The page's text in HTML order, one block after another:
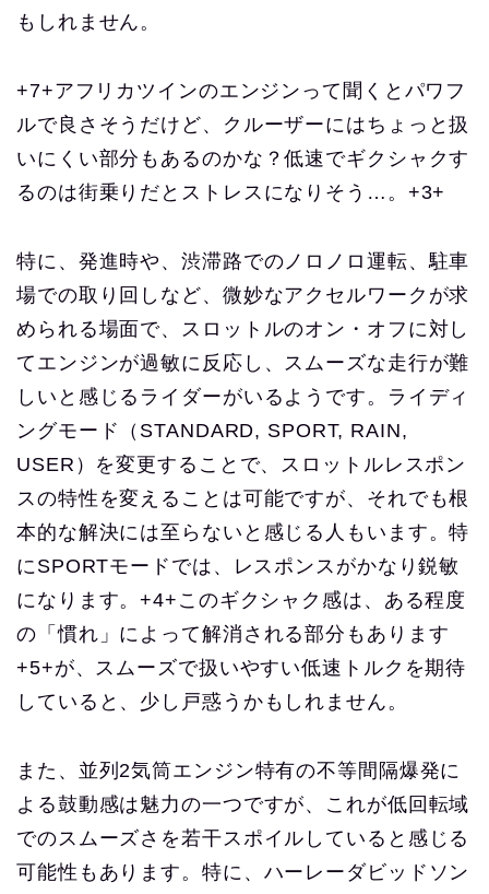
もしれません。
+7+アフリカツインのエンジンって聞くとパワフ
ルで良さそうだけど、クルーザーにはちょっと扱
いにくい部分もあるのかな？低速でギクシャクす
るのは街乗りだとストレスになりそう…。+3+
特に、発進時や、渋滞路でのノロノロ運転、駐車
場での取り回しなど、微妙なアクセルワークが求
められる場面で、スロットルのオン・オフに対し
てエンジンが過敏に反応し、スムーズな走行が難
しいと感じるライダーがいるようです。ライディ
ングモード（STANDARD, SPORT, RAIN,
USER）を変更することで、スロットルレスポン
スの特性を変えることは可能ですが、それでも根
本的な解決には至らないと感じる人もいます。特
にSPORTモードでは、レスポンスがかなり鋭敏
になります。+4+このギクシャク感は、ある程度
の「慣れ」によって解消される部分もあります
+5+が、スムーズで扱いやすい低速トルクを期待
していると、少し戸惑うかもしれません。
また、並列2気筒エンジン特有の不等間隔爆発に
よる鼓動感は魅力の一つですが、これが低回転域
でのスムーズさを若干スポイルしていると感じる
可能性もあります。特に、ハーレーダビッドソン